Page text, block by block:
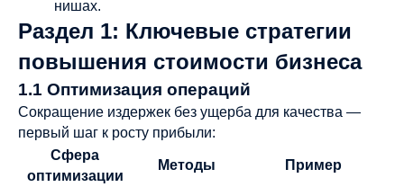
нишах.
Раздел 1: Ключевые стратегии
повышения стоимости бизнеса
1.1 Оптимизация операций
Сокращение издержек без ущерба для качества —
первый шаг к росту прибыли:
Сфера
оптимизации
Методы Пример